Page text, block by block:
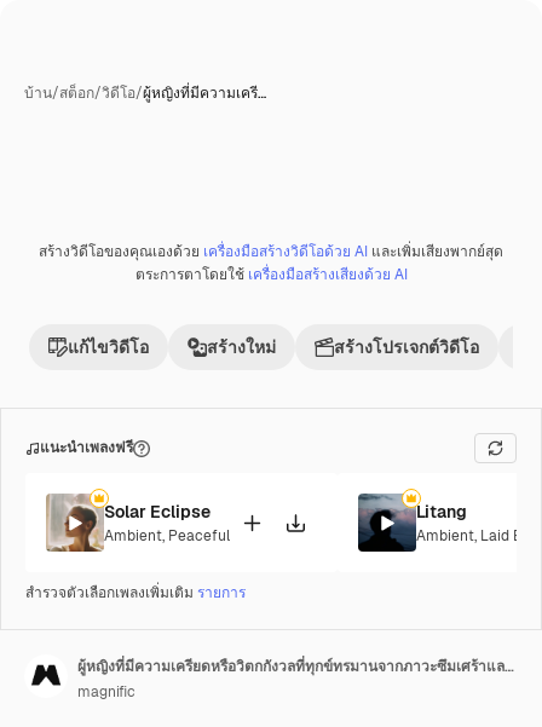
บ้าน/สต็อก/วิดีโอ/ผู้หญิงที่มีความเครี…
สร้างวิดีโอของคุณเองด้วย เครื่องมือสร้างวิดีโอด้วย AI และเพิ่มเสียงพากย์สุด
ตระการตาโดยใช้ เครื่องมือสร้างเสียงด้วย AI
แก้ไขวิดีโอ สร้างใหม่ สร้างโปรเจกต์วิดีโอ
แนะนำเพลงฟรี
Solar Eclipse
Ambient, Peaceful
Litang
Ambient, Laid
สำรวจตัวเลือกเพลงเพิ่มเติม รายการ
ผู้หญิงที่มีความเครียดหรือวิตกกังวลที่ทุกข์ทรมานจากภาวะซึมเศร้าและความวิตกกังวล พิงกำแพงอยู่ที่บ้าน
magnific